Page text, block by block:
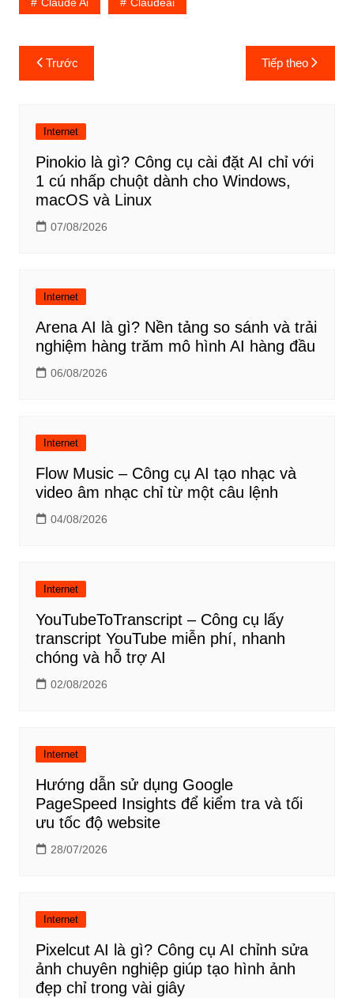
Điều
hướng
viết
Trước Tiếp theo
Internet
Pinokio là gì? Công cụ cài đặt AI chỉ với
1 cú nhấp chuột dành cho Windows,
macOS và Linux
07/08/2026
Internet
Arena AI là gì? Nền tảng so sánh và trải
nghiệm hàng trăm mô hình AI hàng đầu
06/08/2026
Internet
Flow Music – Công cụ AI tạo nhạc và
video âm nhạc chỉ từ một câu lệnh
04/08/2026
Internet
YouTubeToTranscript – Công cụ lấy
transcript YouTube miễn phí, nhanh
chóng và hỗ trợ AI
02/08/2026
Internet
Hướng dẫn sử dụng Google
PageSpeed Insights để kiểm tra và tối
ưu tốc độ website
28/07/2026
Internet
Pixelcut AI là gì? Công cụ AI chỉnh sửa
ảnh chuyên nghiệp giúp tạo hình ảnh
đẹp chỉ trong vài giây